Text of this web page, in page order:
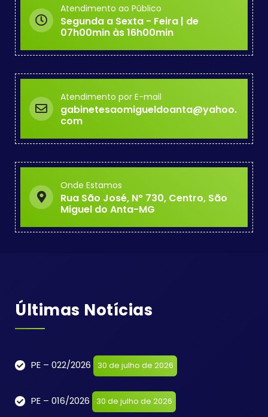
Atendimento ao Público
Segunda a Sexta - Feira | de
07h00min às 16h00min
Atendimento por E-mail
gabinetesaomigueldoanta@yahoo.
com
Onde Estamos
Rua São José, Nº 730, Centro, São
Miguel do Anta-MG
Últimas Notícias
PE – 022/2026 30 de julho de 2026
PE – 016/2026 30 de julho de 2026